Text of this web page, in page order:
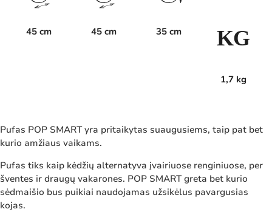
45 cm 45 cm 35 cm KG
1,7 kg
Pufas POP SMART yra pritaikytas suaugusiems, taip pat bet
kurio amžiaus vaikams.
Pufas tiks kaip kėdžių alternatyva įvairiuose renginiuose, per
šventes ir draugų vakarones. POP SMART greta bet kurio
sėdmaišio bus puikiai naudojamas užsikėlus pavargusias
kojas.